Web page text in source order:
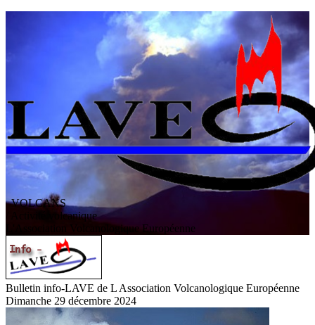
VOLCANS
/ Activité volcanique
ssociation V olcanologiqueEuropéenne
Bulletin info-LAVE de L Association Volcanologique Européenne
Dimanche 29 décembre 2024